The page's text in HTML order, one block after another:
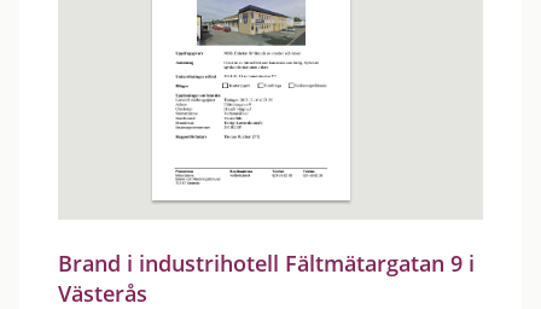
Brand i industrihotell Fältmätargatan 9 i
Västerås